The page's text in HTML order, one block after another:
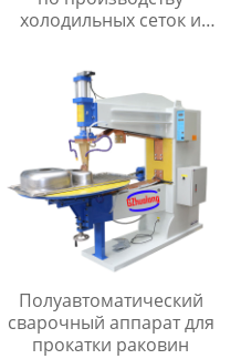
холодильных сеток и
Полуавтоматический
сварочный аппарат для
прокатки раковин